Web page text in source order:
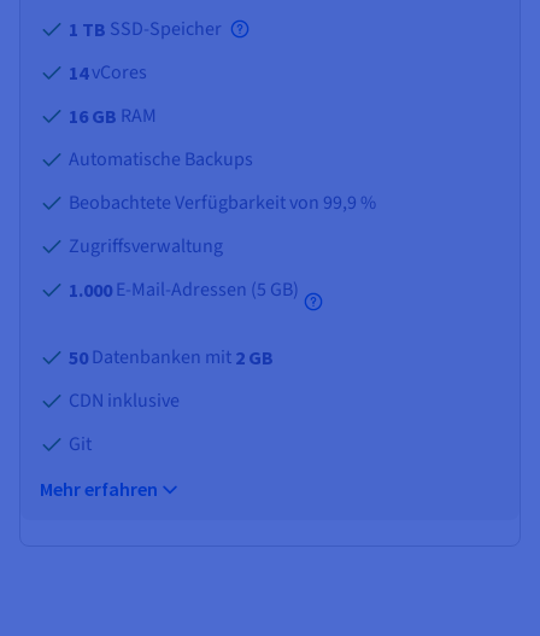
1 TB SSD-Speicher
14vCores
16 GB RAM
Automatische Backups
Beobachtete Verfügbarkeit von 99,9 %
Zugriffsverwaltung
1.000 E-Mail-Adressen (5 GB)
50 Datenbanken mit 2 GB
CDN inklusive
Git
Mehr erfahren